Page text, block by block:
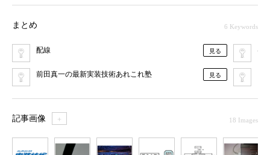
まとめ 6 Keywords
配線 見る
前田真一の最新実装技術あれこれ塾 見る
は
記事画像 ＋ 18 Images